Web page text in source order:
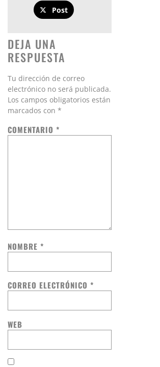
Post
DEJA UNA
RESPUESTA
Tu dirección de correo
electrónico no será publicada.
Los campos obligatorios están
marcados con *
COMENTARIO *
NOMBRE *
CORREO ELECTRÓNICO *
WEB